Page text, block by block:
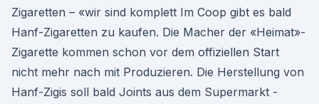
Zigaretten – «wir sind komplett Im Coop gibt es bald
Hanf-Zigaretten zu kaufen. Die Macher der «Heimat»-
Zigarette kommen schon vor dem offiziellen Start
nicht mehr nach mit Produzieren. Die Herstellung von
Hanf-Zigis soll bald Joints aus dem Supermarkt -